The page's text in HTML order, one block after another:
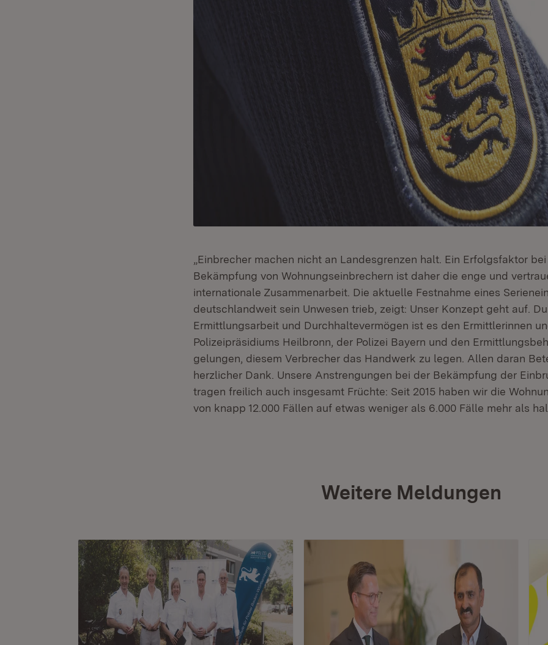
„Einbrecher machen nicht an Landesgrenzen halt. Ein Erfolgsfaktor
Bekämpfung von Wohnungseinbrechern ist daher die enge und
internationale Zusammenarbeit. Die aktuelle Festnahme eines
deutschlandweit sein Unwesen trieb, zeigt: Unser Konzept geht auf.
Ermittlungsarbeit und Durchhaltevermögen ist es den Ermittlerinnen
Polizeipräsidiums Heilbronn, der Polizei Bayern und den
gelungen, diesem Verbrecher das Handwerk zu legen. Allen daran
herzlicher Dank. Unsere Anstrengungen bei der Bekämpfung der
tragen freilich auch insgesamt Früchte: Seit 2015 haben wir die
von knapp 12.000 Fällen auf etwas weniger als 6.000 Fälle mehr als
Weitere Meldungen